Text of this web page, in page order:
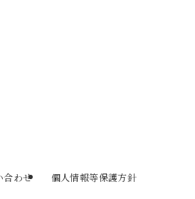
合わせ 個人情報等保護方針